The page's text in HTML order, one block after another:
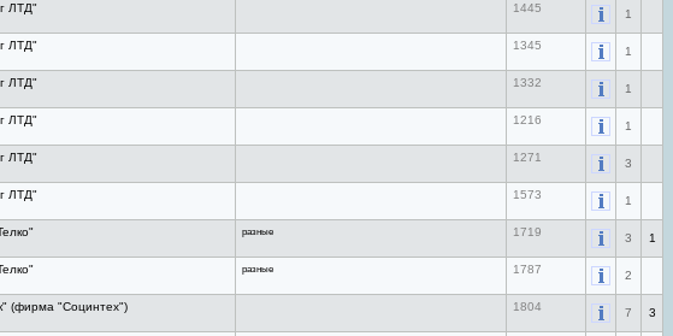
ЛТД" 1445 1
ЛТД" 1345 1
ЛТД" 1332 1
ЛТД" 1216 1
ЛТД" 1271 3
ЛТД" 1573 1
разные 1719 3 1
разные 1787 2
(фирма "Социнтех") 1804 7 3